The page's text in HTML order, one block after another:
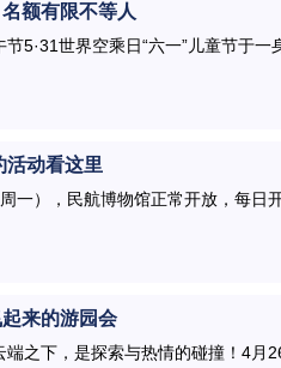
额有限不等人
5·31世界空乘日“六一”儿童节于一
活动看这里
一），民航博物馆正常开放，每日
来的游园会
之下，是探索与热情的碰撞！4月